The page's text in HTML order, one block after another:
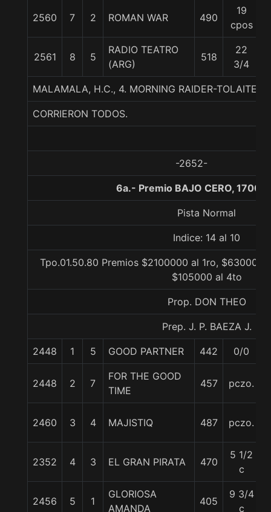
2560 7 2 ROMAN WAR 490
19
cpos
2561 8 5
RADIO TEATRO
(ARG)
518
22
3/4
MALAMALA, H.C., 4. MORNING RAIDER-
CORRIERON TODOS.
-2652-
6a.- Premio BAJO CERO, 1700
Pista Normal
Indice: 14 al 10
Tpo.01.50.80 Premios $2100000 al 1ro, $630000
$105000 al 4to
Prop. DON THEO
Prep. J. P. BAEZA J.
2448 1 5 GOOD PARTNER 442 0/0
2448 2 7
FOR THE GOOD
TIME
457 pczo.
2460 3 4 MAJISTIQ 487 pczo.
2352 4 3 EL GRAN PIRATA 470
5 1/2
c
2456 5 1
GLORIOSA
AMANDA
405
9 3/4
c